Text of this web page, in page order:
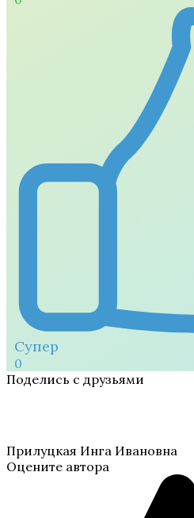
Супер
0
Поделись с друзьями
Прилуцкая Инга Ивановна
Оцените автора